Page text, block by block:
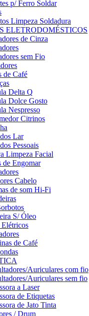
p/ Ferro Soldar
Limpeza Soldadura
ELETRODOMÉSTICOS
de Cinza
sem Fio
de Café
Delta Q
Dolce Gosto
Nespresso
Citrinos
Lar
Pessoais
Limpeza Facial
de Engomar
Cabelo
de som Hi-Fi
S/ Óleo
Elétricos
de Café
Auriculares com fio
Auriculares sem fio
a Laser
de Etiquetas
de Jato Tinta
/ Drum